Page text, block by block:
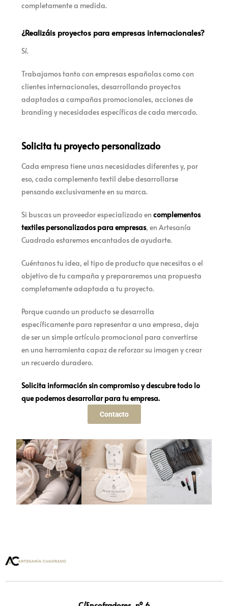
completamente a medida.
¿Realizáis proyectos para empresas internacionales?
Sí.
Trabajamos tanto con empresas españolas como con
clientes internacionales, desarrollando proyectos
adaptados a campañas promocionales, acciones de
branding y necesidades específicas de cada mercado.
Solicita tu proyecto personalizado
Cada empresa tiene unas necesidades diferentes y, por
eso, cada complemento textil debe desarrollarse
pensando exclusivamente en su marca.
Si buscas un proveedor especializado encomplementos
textiles personalizados para empresas, en Artesanía
Cuadrado estaremos encantados de ayudarte.
Cuéntanos tu idea, el tipo de producto que necesitas o el
objetivo de tu campaña y prepararemos una propuesta
completamente adaptada a tu proyecto.
Porque cuando un producto se desarrolla
específicamente para representar a una empresa, deja
de ser un simple artículo promocional para convertirse
en una herramienta capaz de reforzar su imagen y crear
un recuerdo duradero.
Solicita información sin compromiso y descubre todo lo
que podemos desarrollar para tu empresa.
Contacto